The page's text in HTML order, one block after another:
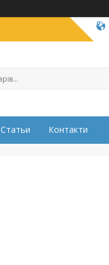
Статьи Контакти